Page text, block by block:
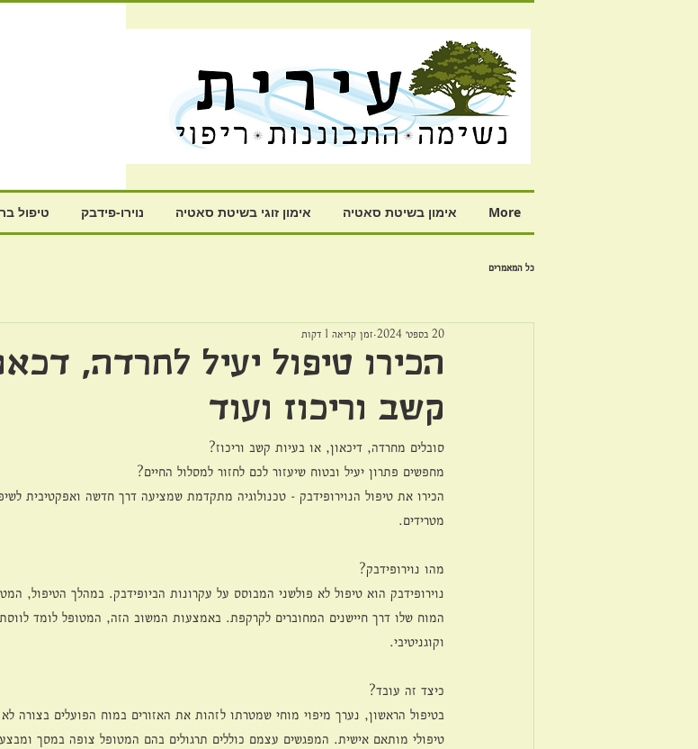
טיפול נוירו-פידבק אימון זוגי בשיטת סאטיה אימון בשיטת סאטיה More
כל המאמרים
הכירו טיפול יעיל לחרדה,
קשב וריכוז ועוד
20 בספט׳ 2024 זמן קריאה 1 דקות
סובלים מחרדה, דיכאון, או בעיות קשב וריכוז?
מחפשים פתרון יעיל ובטוח שיעזור לכם לחזור למסלול החיים?
הכירו את טיפול הנוירופידבק - טכנולוגיה מתקדמת שמציעה דרך חדשה ואפקטיבית
מטרידים.
מהו נוירופידבק?
נוירופידבק הוא טיפול לא פולשני המבוסס על עקרונות הביופידבק. במהלך הטיפול,
המוח שלו דרך חיישנים המחוברים לקרקפת. באמצעות המשוב הזה, המטופל לומד לווסת
וקוגניטיבי.
כיצד זה עובד?
בטיפול הראשון, נערך מיפוי מוחי שמטרתו לזהות את האזורים במוח הפועלים בצורה
טיפולי מותאם אישית. המפגשים עצמם כוללים תרגולים בהם המטופל צופה במסך